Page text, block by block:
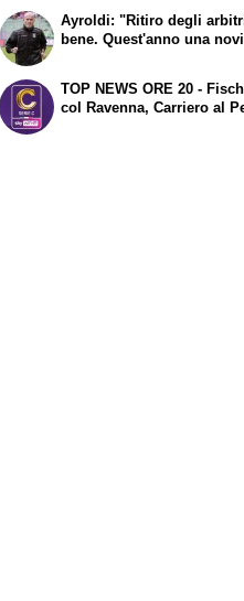
Ayroldi: "Ritiro degli
bene. Quest'anno una
TOP NEWS ORE 20 -
col Ravenna, Carriero al